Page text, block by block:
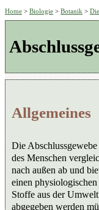
Home > Biologie > Botanik >
Allgemeines
Die
des Menschen
nach außen ab und
einen
Stoffe aus der
abgegeben werden